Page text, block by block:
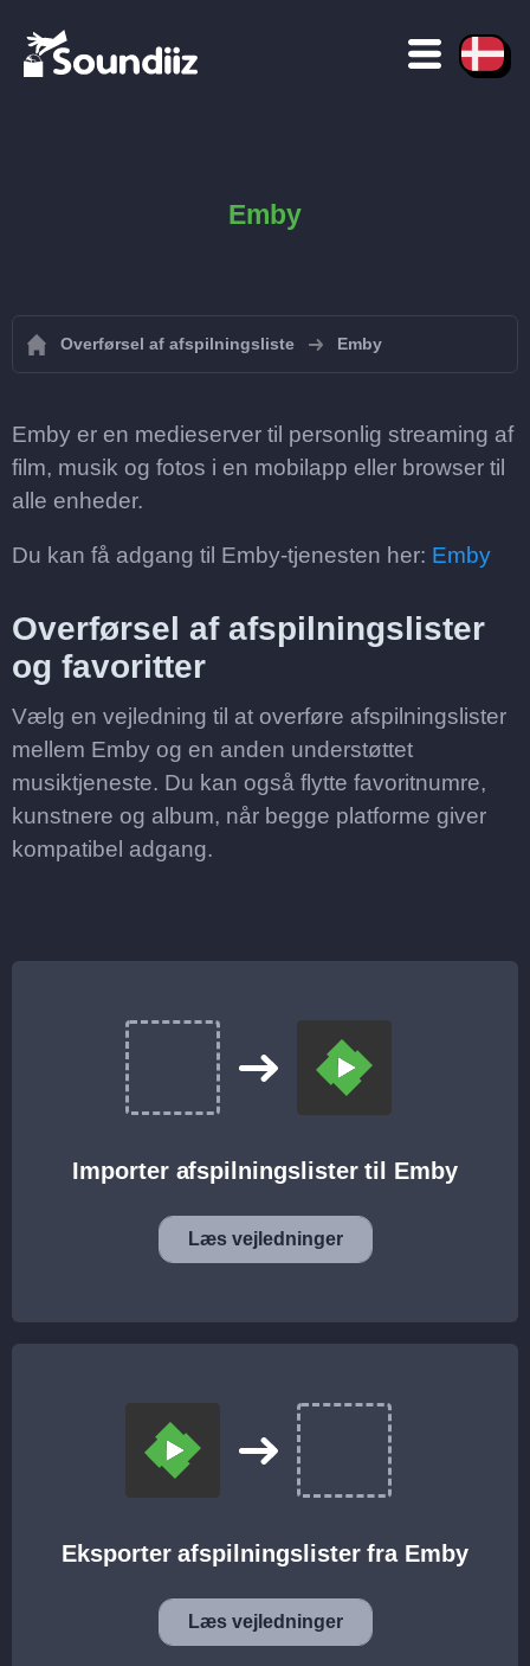
Emby
Overførsel af afspilningsliste Emby
Emby er en medieserver til personlig streaming af
film, musik og fotos i en mobilapp eller browser til
alle enheder.
Du kan få adgang til Emby-tjenesten her: Emby
Overførsel af afspilningslister
og favoritter
Vælg en vejledning til at overføre afspilningslister
mellem Emby og en anden understøttet
musiktjeneste. Du kan også flytte favoritnumre,
kunstnere og album, når begge platforme giver
kompatibel adgang.
Importer afspilningslister til Emby
Læs vejledninger
Eksporter afspilningslister fra Emby
Læs vejledninger